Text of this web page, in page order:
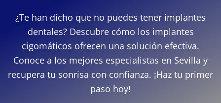
¿Te han dicho que no puedes tener implantes
dentales? Descubre cómo los implantes
cigomáticos ofrecen una solución efectiva.
Conoce a los mejores especialistas en Sevilla y
recupera tu sonrisa con confianza. ¡Haz tu primer
paso hoy!